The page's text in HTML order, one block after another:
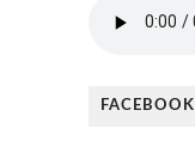
FACEBOOK